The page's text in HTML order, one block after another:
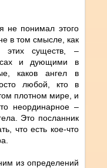
не понимал этого
в том смысле, как
этих существ, –
и дующими в
каков ангел в
любой, кто в
плотном мире, и
неординарное –
Это посланник
что есть кое-что
из определений